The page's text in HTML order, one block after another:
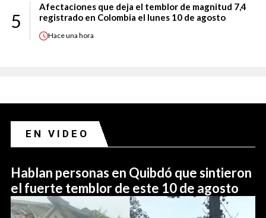
5
Afectaciones que deja el temblor de magnitud 7,4
registrado en Colombia el lunes 10 de agosto
Haceuna hora
EN VIDEO
Hablan personas en Quibdó que sintieron
el fuerte temblor de este 10 de agosto